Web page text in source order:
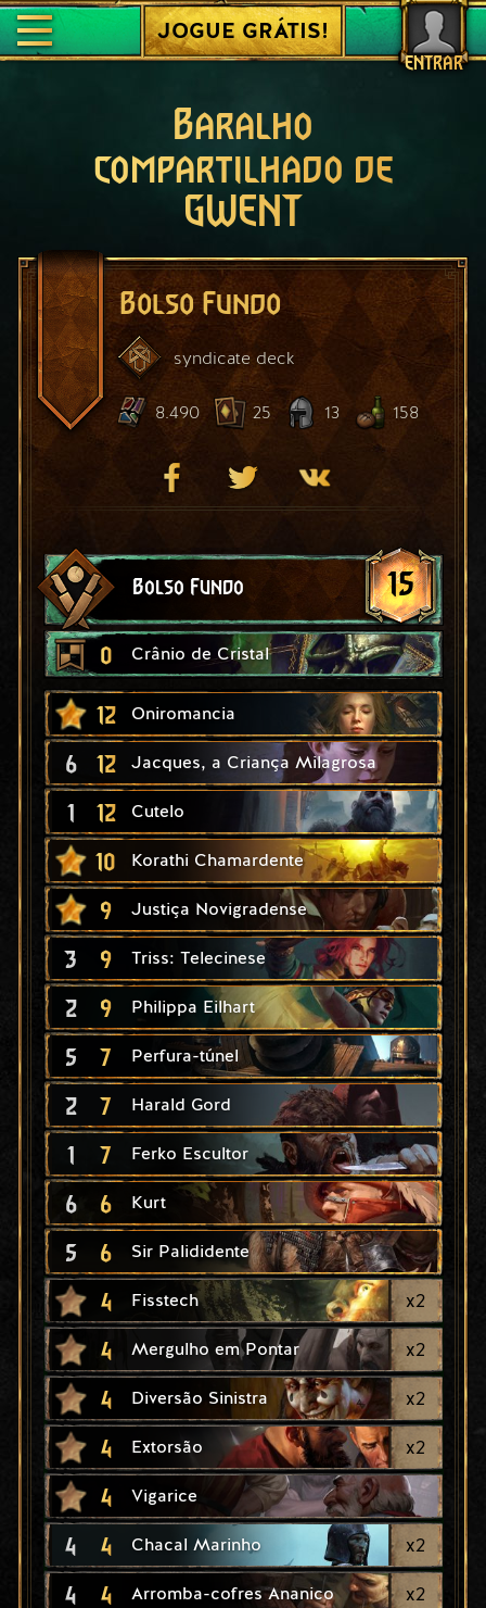
ENTRAR
JOGUE GRÁTIS!
Baralho
compartilhado de
GWENT
Bolso Fundo
syndicate deck
8.490 25 13 158
Bolso Fundo 15
0 Crânio de Cristal
12 Oniromancia
6 12 Jacques, a Criança Milagrosa
1 12 Cutelo
10 Korathi Chamardente
9 Justiça Novigradense
3 9 Triss: Telecinese
2 9 Philippa Eilhart
5 7 Perfura-túnel
2 7 Harald Gord
1 7 Ferko Escultor
6 6 Kurt
5 6 Sir Palididente
4 Fisstech x2
4 Mergulho em Pontar x2
4 Diversão Sinistra x2
4 Extorsão x2
4 Vigarice
4 4 Chacal Marinho x2
4 4 Arromba-cofres Ananico x2